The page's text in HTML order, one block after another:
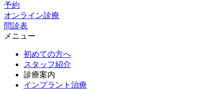
予約
オンライン診療
問診表
メニュー
初めての方へ
スタッフ紹介
診療案内
インプラント治療